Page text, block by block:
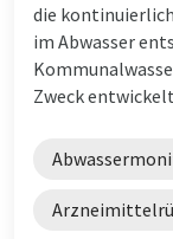
die
im Abwasser
Zweck